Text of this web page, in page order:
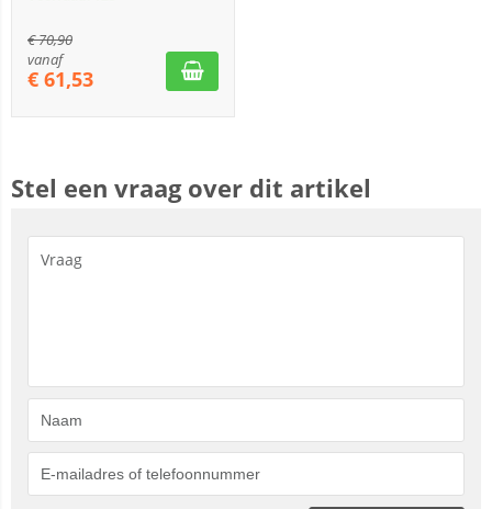
€70,90
vanaf
€ 61,53
Stel een vraag over dit artikel